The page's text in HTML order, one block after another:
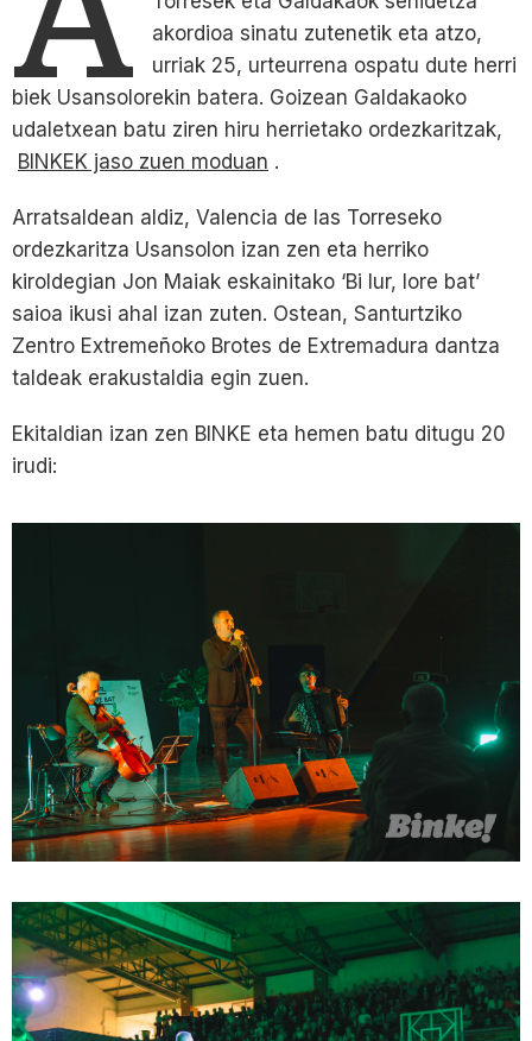
akordioa sinatu zutenetik eta atzo,
urriak 25, urteurrena ospatu dute herri
biek Usansolorekin batera. Goizean Galdakaoko
udaletxean batu ziren hiru herrietako ordezkaritzak,
BINKEK jaso zuen moduan .
Arratsaldean aldiz, Valencia de las Torreseko
ordezkaritza Usansolon izan zen eta herriko
kiroldegian Jon Maiak eskainitako ‘Bi lur, lore bat’
saioa ikusi ahal izan zuten. Ostean, Santurtziko
Zentro Extremeñoko Brotes de Extremadura dantza
taldeak erakustaldia egin zuen.
Ekitaldian izan zen BINKE eta hemen batu ditugu 20
irudi: